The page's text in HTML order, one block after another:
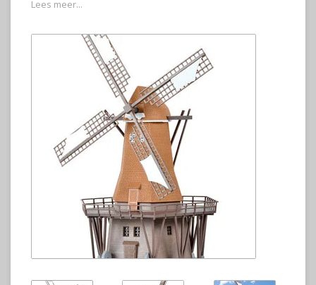
Lees meer...